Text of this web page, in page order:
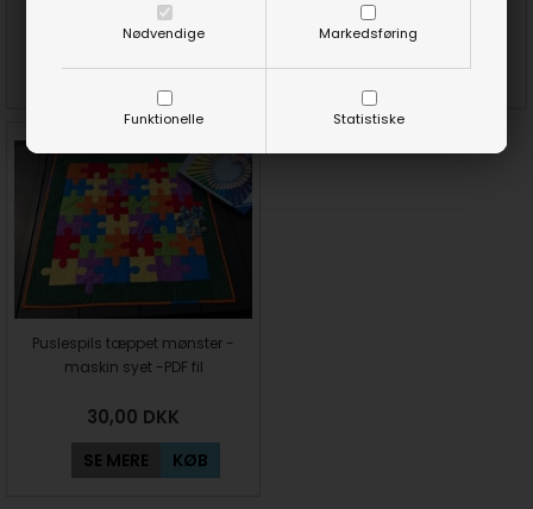
Nødvendige Markedsføring
Funktionelle Statistiske
75,00DKK
SE MERE KØB
30,00DKK
SE MERE KØB
Puslespils tæppet mønster -
maskin syet -PDF fil
30,00 DKK
SE MERE KØB